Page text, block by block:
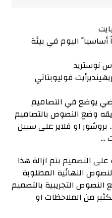
أساسيا ً اليوم في بيئة
نوستريد
فوليوبتاتي
يوضع في التصاميم
وضع النصوص بالتصاميم
او فلاير على سبيل
…
التصميم يتم ازالة هذا
النهائية المطلوبة
التجريبية بالتصميم
من الملاحظات او